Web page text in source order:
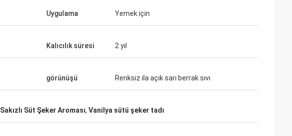
Uygulama Yemek için
Kalıcılık süresi 2 yıl
görünüşü Renksiz ila açık sarı berrak sıvı
Sakızlı Süt Şeker Aroması, Vanilya sütü şeker tadı